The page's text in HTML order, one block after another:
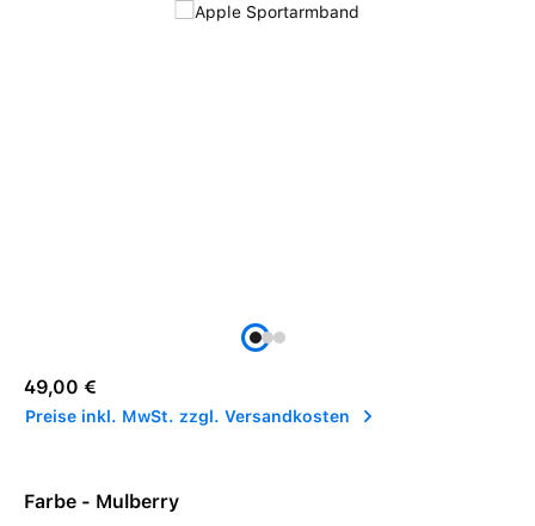
Bildergalerie überspringen
Regulärer Preis:
49,00 €
Preise inkl. MwSt. zzgl. Versandkosten
Farbe - Mulberry